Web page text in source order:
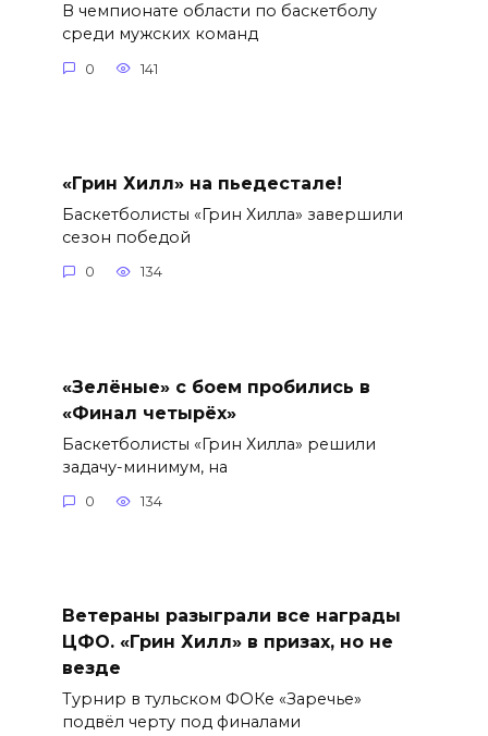
В чемпионате области по баскетболу
среди мужских команд
0 141
«Грин Хилл» на пьедестале!
Баскетболисты «Грин Хилла» завершили
сезон победой
0 134
«Зелёные» с боем пробились в
«Финал четырёх»
Баскетболисты «Грин Хилла» решили
задачу-минимум, на
0 134
Ветераны разыграли все награды
ЦФО. «Грин Хилл» в призах, но не
везде
Турнир в тульском ФОКе «Заречье»
подвёл черту под финалами